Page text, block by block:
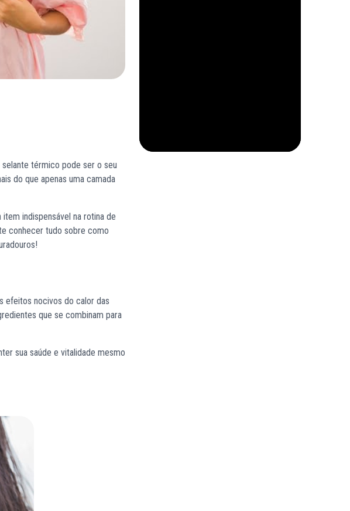
térmico pode ser o seu
do que apenas uma camada
indispensável na rotina de
conhecer tudo sobre como
efeitos nocivos do calor das
que se combinam para
sua saúde e vitalidade mesmo